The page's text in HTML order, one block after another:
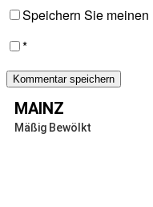
Speichern Sie
*
MAINZ
Mäßig Bewölkt